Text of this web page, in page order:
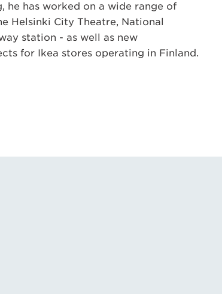
he has worked on a wide range of
Helsinki City Theatre, National
station - as well as new
for Ikea stores operating in Finland.